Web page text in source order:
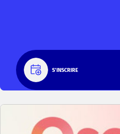
S'INSCRIRE